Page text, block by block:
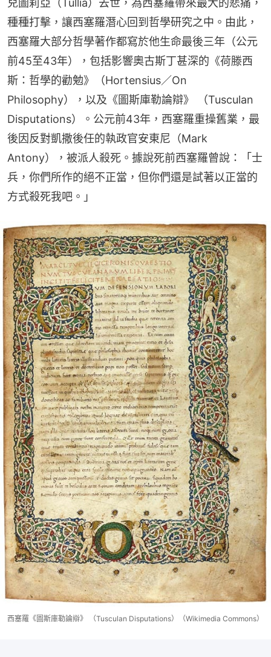
兒圖莉亞（Tullia）去世，為西塞羅帶來最大的悲痛，
種種打擊，讓西塞羅潛心回到哲學研究之中。由此，
西塞羅大部分哲學著作都寫於他生命最後三年（公元
前45至43年），包括影響奧古斯丁甚深的《荷滕西
斯：哲學的勸勉》（Hortensius／On
Philosophy），以及《圖斯庫勒論辯》 （Tusculan
Disputations）。公元前43年，西塞羅重操舊業，最
後因反對凱撒後任的執政官安東尼（Mark
Antony），被派人殺死。據說死前西塞羅曾說：「士
兵，你們所作的絕不正當，但你們還是試著以正當的
方式殺死我吧。」
西塞羅《圖斯庫勒論辯》 （Tusculan Disputations）（Wikimedia Commons）